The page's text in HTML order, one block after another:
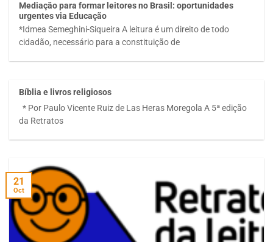
Mediação para formar leitores no Brasil: oportunidades
urgentes via Educação
*Idmea Semeghini-Siqueira A leitura é um direito de todo
cidadão, necessário para a constituição de
Bíblia e livros religiosos
* Por Paulo Vicente Ruiz de Las Heras Moregola A 5ª edição
da Retratos
21
Oct